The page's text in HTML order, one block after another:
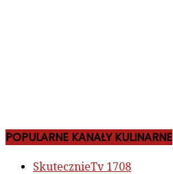
POPULARNE KANAŁY KULINARNE
SkutecznieTv 1708